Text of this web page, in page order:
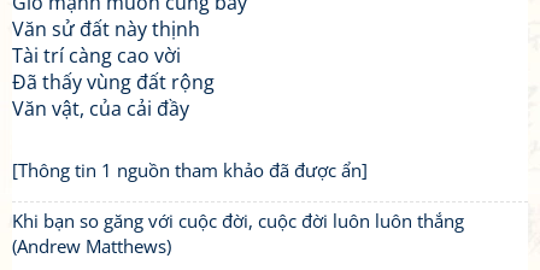
Văn sử đất này thịnh
Tài trí càng cao vời
Đã thấy vùng đất rộng
Văn vật, của cải đầy
[Thông tin 1 nguồn tham khảo đã được ẩn]
Khi bạn so găng với cuộc đời, cuộc đời luôn luôn thắng
(Andrew Matthews)